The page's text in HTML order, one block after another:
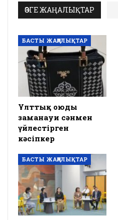
ӨЗГЕ ЖАҢАЛЫҚТАР
БАСТЫ ЖАҢАЛЫҚТАР
Ұлттық оюды
заманауи сәнмен
үйлестірген
кәсіпкер
БАСТЫ ЖАҢАЛЫҚТАР